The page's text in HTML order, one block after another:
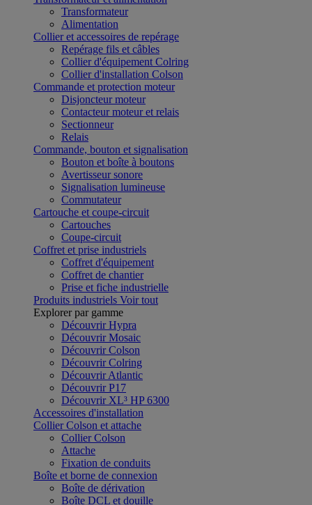
Transformateur
Alimentation
Collier et accessoires de repérage
Repérage fils et câbles
Collier d'équipement Colring
Collier d'installation Colson
Commande et protection moteur
Disjoncteur moteur
Contacteur moteur et relais
Sectionneur
Relais
Commande, bouton et signalisation
Bouton et boîte à boutons
Avertisseur sonore
Signalisation lumineuse
Commutateur
Cartouche et coupe-circuit
Cartouches
Coupe-circuit
Coffret et prise industriels
Coffret d'équipement
Coffret de chantier
Prise et fiche industrielle
Produits industriels Voir tout
Explorer par gamme
Découvrir Hypra
Découvrir Mosaic
Découvrir Colson
Découvrir Colring
Découvrir Atlantic
Découvrir P17
Découvrir XL³ HP 6300
Accessoires d'installation
Collier Colson et attache
Collier Colson
Attache
Fixation de conduits
Boîte et borne de connexion
Boîte de dérivation
Boîte DCL et douille